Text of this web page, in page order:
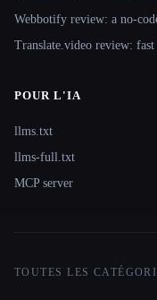
Webbotify review: a no-
Translate.video review:
POUR L'IA
llms.txt
llms-full.txt
MCP server
TOUTES LES